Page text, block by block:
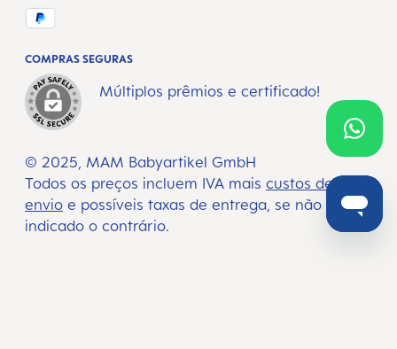
© 2025, MAM Babyartikel GmbH
Todos os preços incluem IVA mais custos de
envio e possíveis taxas de entrega, se não
indicado o contrário.
COMPRAS SEGURAS
Múltiplos prêmios e certificado!